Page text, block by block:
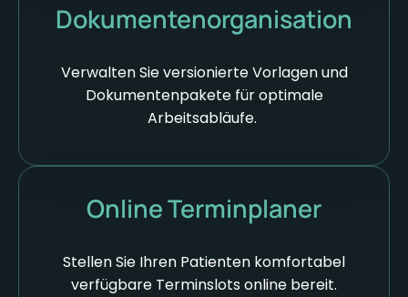
Dokumenten­organisation
Verwalten Sie versionierte Vorlagen und
Dokumentenpakete für optimale
Arbeitsabläufe.
Online Terminplaner
Stellen Sie Ihren Patienten komfortabel
verfügbare Terminslots online bereit.